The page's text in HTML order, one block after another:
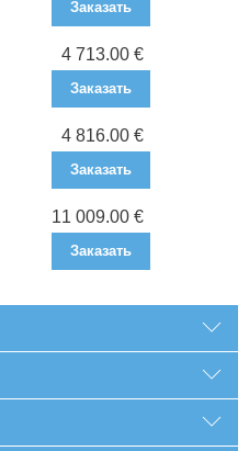
Заказать
4 713.00 €
Заказать
4 816.00 €
Заказать
11 009.00 €
Заказать